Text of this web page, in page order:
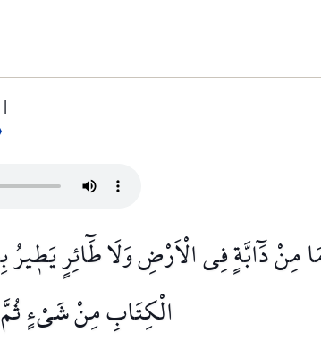
مِنْ دَٓابَّةٍ فِي الْاَرْضِ وَلَا طَٓائِرٍ
الْكِتَابِ مِنْ شَيْءٍ